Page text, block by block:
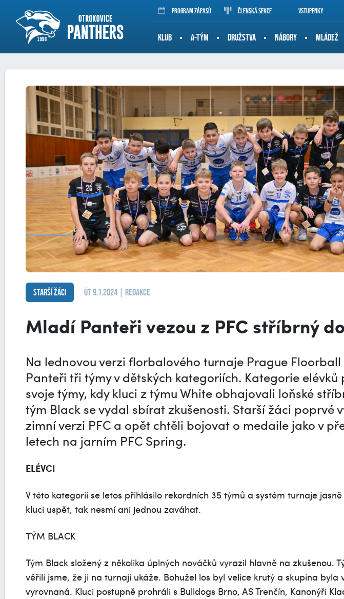
Program zápasů Členská sekce Vstupenky
KLUB A-TÝM DRUŽSTVA NÁBORY MLÁDEŽ
Starší žáci út 9.1.2024 | redakce
Mladí Panteři vezou z PFC stříbrný
Na lednovou verzi florbalového turnaje Prague Floorball
Panteři tři týmy v dětských kategoriích. Kategorie
svoje týmy, kdy kluci z týmu White obhajovali loňské
tým Black se vydal sbírat zkušenosti. Starší žáci poprvé
zimní verzi PFC a opět chtěli bojovat o medaile jako v
letech na jarním PFC Spring.
ELÉVCI
V této kategorii se letos přihlásilo rekordních 35 týmů a systém turnaje
kluci uspět, tak nesmí ani jednou zaváhat.
TÝM BLACK
Tým Black složený z několika úplných nováčků vyrazil hlavně na zkušenou.
věřili jsme, že ji na turnaji ukáže. Bohužel los byl velice krutý a skupina byla
vyrovnaná. Kluci postupně prohráli s Bulldogs Brno, AS Trenčín, Kanonýři